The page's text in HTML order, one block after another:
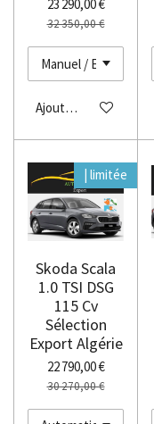
23 290,00 €
32 350,00 €
Ajouter au panier
| limitée
Skoda Scala
1.0 TSI DSG
115 Cv
Sélection
Export Algérie
22 790,00 €
30 270,00 €